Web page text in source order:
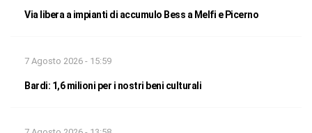
Via libera a impianti di accumulo Bess a Melfi e Picerno
7 Agosto 2026 - 15:59
Bardi: 1,6 milioni per i nostri beni culturali